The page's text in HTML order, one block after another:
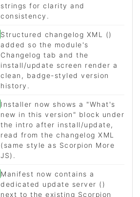
strings for clarity and
consistency.
Structured changelog XML ()
added so the module's
Changelog tab and the
install/update screen render a
clean, badge-styled version
history.
Installer now shows a "What's
new in this version" block under
the intro after install/update,
read from the changelog XML
(same style as Scorpion More
JS).
Manifest now contains a
dedicated update server ()
next to the existing Scorpion